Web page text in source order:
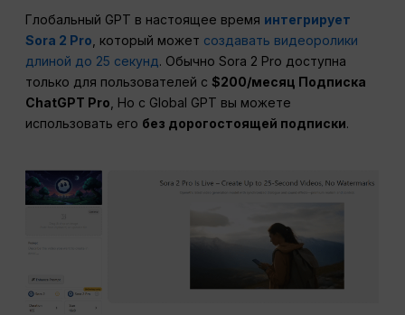
Глобальный GPT в настоящее время интегрирует
Sora 2 Pro, который может создавать видеоролики
длиной до 25 секунд. Обычно Sora 2 Pro доступна
только для пользователей с$200/месяц Подписка
ChatGPT Pro, Но с Global GPT вы можете
использовать его без дорогостоящей подписки.